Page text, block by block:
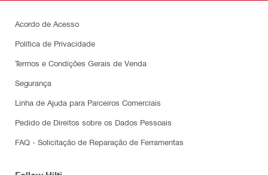
Acordo de Acesso
Política de Privacidade
Termos e Condições Gerais de Venda
Segurança
Linha de Ajuda para Parceiros Comerciais
Pedido de Direitos sobre os Dados Pessoais
FAQ - Solicitação de Reparação de Ferramentas